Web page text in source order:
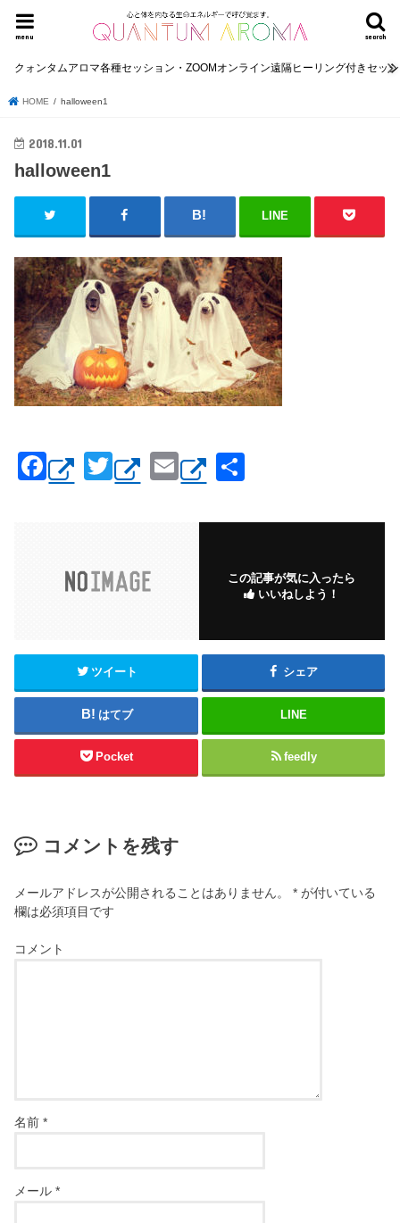
search
menu
クォンタムアロマ各種セッション・ZOOMオンライン遠隔ヒーリング付きセッ
HOME halloween1
2018.11.01
halloween1
LINE
F
a
T
wi
E
m
ail
この記事が気に入ったら
いいねしよう！
ツイート シェア
はてブ LINE
Pocket feedly
コメントを残す
メールアドレスが公開されることはありません。 * が付いている
欄は必須項目です
コメント
名前*
メール*